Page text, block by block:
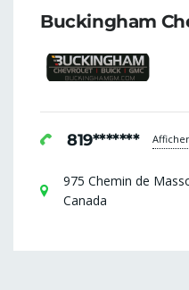
Buckingham
819*******
975 Chemin de
Canada